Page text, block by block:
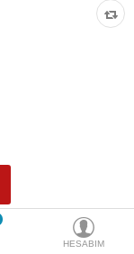
HESABIM